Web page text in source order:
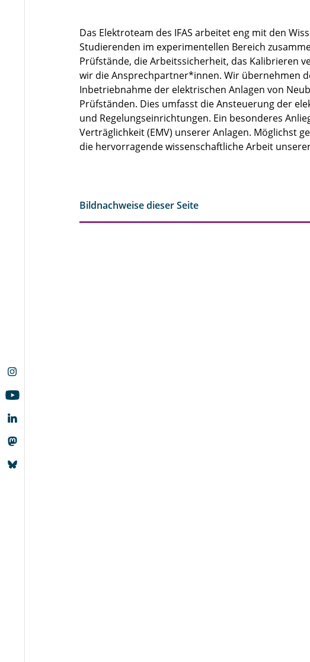
Das Elektroteam des IFAS arbeitet eng mit den
Studierenden im experimentellen Bereich
Prüfstände, die Arbeitssicherheit, das Kalibrieren
wir die Ansprechpartner*innen. Wir übernehmen
Inbetriebnahme der elektrischen Anlagen von
Prüfständen. Dies umfasst die Ansteuerung der
und Regelungseinrichtungen. Ein besonderes
Verträglichkeit (EMV) unserer Anlagen. Möglichst
die hervorragende wissenschaftliche Arbeit
Bildnachweise dieser Seite